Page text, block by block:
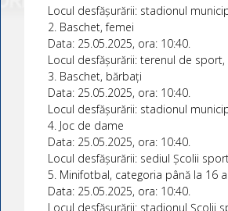
Locul desfășurării: stadionul
2. Baschet, femei
Data: 25.05.2025, ora: 10:40.
Locul desfășurării: terenul de sport,
3. Baschet, bărbați
Data: 25.05.2025, ora: 10:40.
Locul desfășurării: stadionul
4. Joc de dame
Data: 25.05.2025, ora: 10:40.
Locul desfășurării: sediul Școlii
5. Minifotbal, categoria până la 16
Data: 25.05.2025, ora: 10:40.
Locul desfășurării: stadionul Școlii